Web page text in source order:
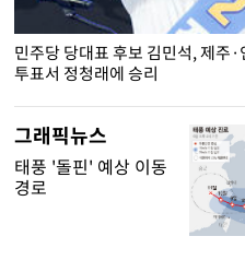
민주당 당대표 후보 김민석, 제주·
투표서 정청래에 승리
그래픽뉴스
태풍 '돌핀' 예상 이동
경로